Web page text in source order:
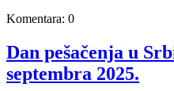
Komentara: 0
Dan pešačenja u
septembra 2025.